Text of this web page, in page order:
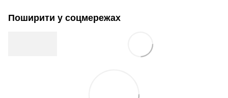
Поширити у соцмережах